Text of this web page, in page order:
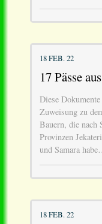
18 FEB. 22
17 Pässe
Diese
Zuweisung zu
Bauern, die nach
Provinzen
und Samara
18 FEB. 22